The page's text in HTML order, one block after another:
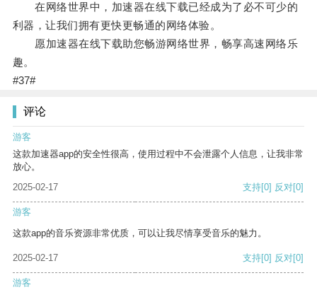
在网络世界中，加速器在线下载已经成为了必不可少的
利器，让我们拥有更快更畅通的网络体验。
愿加速器在线下载助您畅游网络世界，畅享高速网络乐
趣。
#37#
评论
游客
这款加速器app的安全性很高，使用过程中不会泄露个人信息，让我非常
放心。
2025-02-17
支持[0] 反对[0]
游客
这款app的音乐资源非常优质，可以让我尽情享受音乐的魅力。
2025-02-17 支持[0] 反对[0]
游客